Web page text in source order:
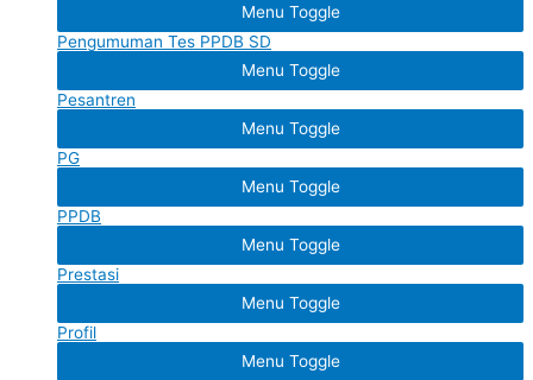
Menu Toggle
Pengumuman Tes PPDB SD
Menu Toggle
Pesantren
Menu Toggle
PG
Menu Toggle
PPDB
Menu Toggle
Prestasi
Menu Toggle
Profil
Menu Toggle